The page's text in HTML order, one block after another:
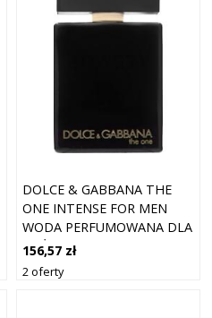
DOLCE & GABBANA THE
ONE INTENSE FOR MEN
WODA PERFUMOWANA DLA
MĘŻCZYZN 50 ML
156,57 zł
2 oferty